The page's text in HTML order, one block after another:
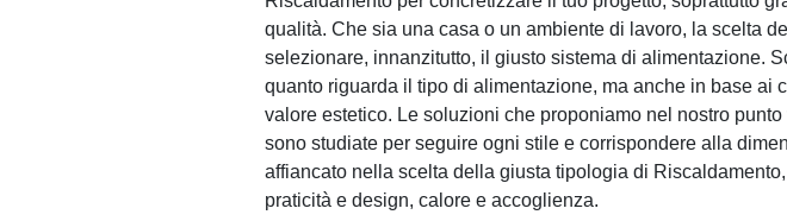
qualità. Che sia una casa o un ambiente di lavoro, la scelta
selezionare, innanzitutto, il giusto sistema di alimentazione.
quanto riguarda il tipo di alimentazione, ma anche in base
valore estetico. Le soluzioni che proponiamo nel nostro
sono studiate per seguire ogni stile e corrispondere alla
affiancato nella scelta della giusta tipologia di
praticità e design, calore e accoglienza.